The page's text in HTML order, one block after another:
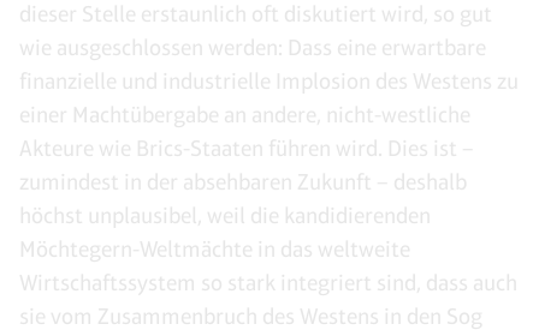
dieser Stelle erstaunlich oft diskutiert wird, so gut
wie ausgeschlossen werden: Dass eine erwartbare
finanzielle und industrielle Implosion des Westens zu
einer Machtübergabe an andere, nicht-westliche
Akteure wie Brics-Staaten führen wird. Dies ist –
zumindest in der absehbaren Zukunft – deshalb
höchst unplausibel, weil die kandidierenden
Möchtegern-Weltmächte in das weltweite
Wirtschaftssystem so stark integriert sind, dass auch
sie vom Zusammenbruch des Westens in den Sog